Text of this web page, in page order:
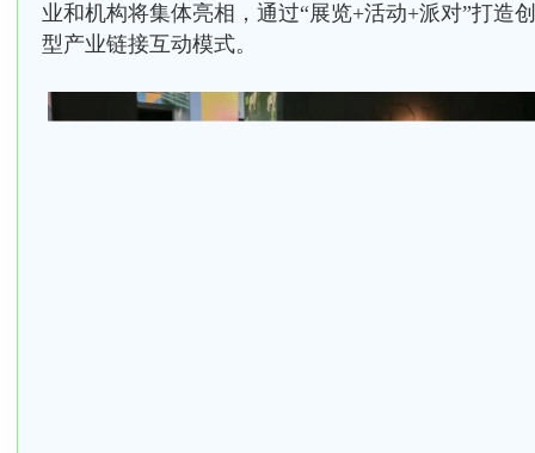
业和机构将集体亮相，通过“展览+活动+派对”打造
型产业链接互动模式。